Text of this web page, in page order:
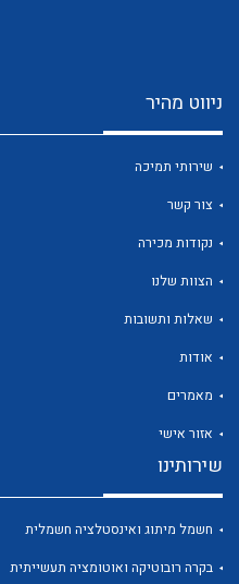
ניווט מהיר
שירותי תמיכה
צור קשר
נקודות מכירה
הצוות שלנו
שאלות ותשובות
אודות
מאמרים
אזור אישי
שירותינו
חשמל מיתוג ואינסטלציה חשמלית
בקרה רובוטיקה ואוטומציה תעשייתית